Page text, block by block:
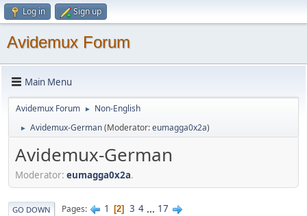
Log in Sign up
Avidemux Forum
Main Menu
Avidemux Forum ► Non-English
► Avidemux-German(Moderator:eumagga0x2a)
Avidemux-German
Moderator: eumagga0x2a.
GO DOWN Pages 1 2 3 4 ... 17